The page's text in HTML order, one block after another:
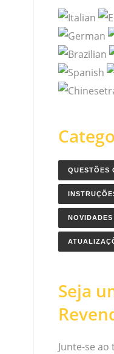
QUESTÕES
NOVIDADES
Seja
Junte-se